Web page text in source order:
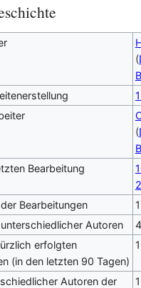
(
(
Bearbeitung
Bearbeitungen
Autoren
4
erfolgten
(in den letzten 90 Tagen)
Autoren der
1